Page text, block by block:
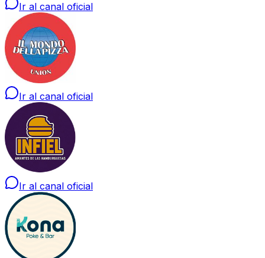
Ir al canal oficial
Ir al canal oficial
Ir al canal oficial